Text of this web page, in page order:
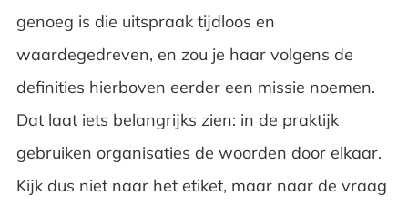
genoeg is die uitspraak tijdloos en
waardegedreven, en zou je haar volgens de
definities hierboven eerder een missie noemen.
Dat laat iets belangrijks zien: in de praktijk
gebruiken organisaties de woorden door elkaar.
Kijk dus niet naar het etiket, maar naar de vraag